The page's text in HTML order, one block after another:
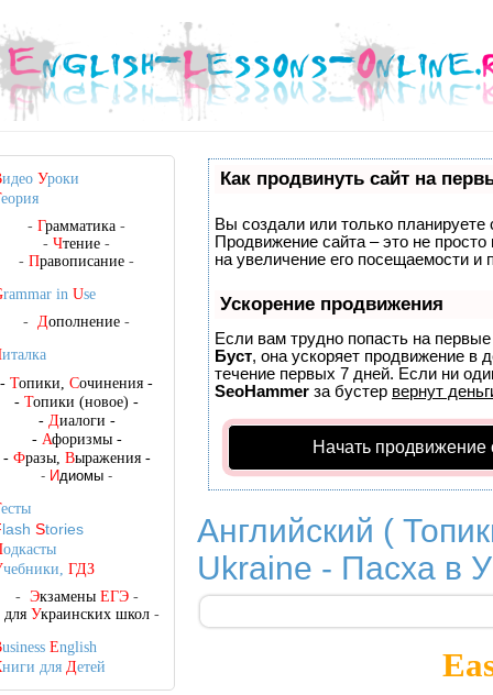
Как продвинуть сайт на
Вы создали или только планируете
Продвижение сайта – это не
на увеличение его посещаемости
Ускорение продвижения
Если вам трудно попасть на
Буст, она ускоряет продвижение в
течение первых 7 дней. Если ни
SeoHammer за бустер вернут
Начать продвижение
Английский (
Ukraine - Пасха в
идео Уроки
еория
- Грамматика -
- Чтение -
- Правописание -
rammar in Use
- Дополнение -
италка
- Топики, Сочинения -
- Топики (новое) -
- Диалоги -
- Афоризмы-
- Фразы, Выражения-
- Идиомы -
есты
lash Stories
одкасты
чебники, ГДЗ
- Экзамены ЕГЭ-
для Украинских школ-
usiness English
ниги для Детей